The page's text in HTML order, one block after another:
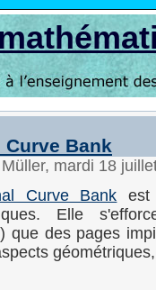
Curve Bank
mardi 18
Curve Bank est
Elle
que des pages